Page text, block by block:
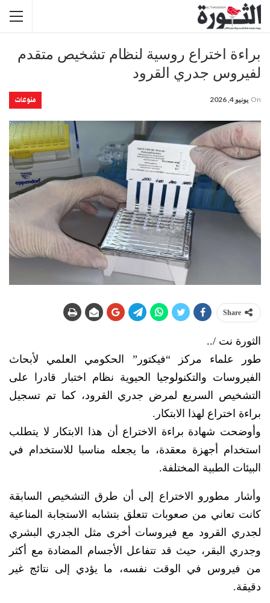
براءة اختراع روسية لنظام تشخيص متقدم
لفيروس جدري القرود
منوعات On يونيو 4, 2026
Share
الثورة نت /..
طور علماء مركز “فيكتور” الحكومي العلمي لأبحاث
الفيروسات والتكنولوجيا الحيوية نظام اختبار قادرا على
التشخيص السريع لمرض جدري القرود، كما تم تسجيل
براءة اختراع لهذا الابتكار.
وأوضحت شهادة براءة الاختراع أن هذا الابتكار لا يتطلب
استخدام أجهزة معقدة، ما يجعله مناسبا للاستخدام في
البيئات الطبية المختلفة.
وأشار مطورو الاختراع إلى أن طرق التشخيص السابقة
كانت تعاني من صعوبات تتعلق بتشابه الاستجابة المناعية
لجدري القرود مع فيروسات أخرى مثل الجدري البشري
وجدري البقر، حيث قد تتفاعل الأجسام المضادة مع أكثر
من فيروس في الوقت نفسه، ما يؤدي إلى نتائج غير
دقيقة.